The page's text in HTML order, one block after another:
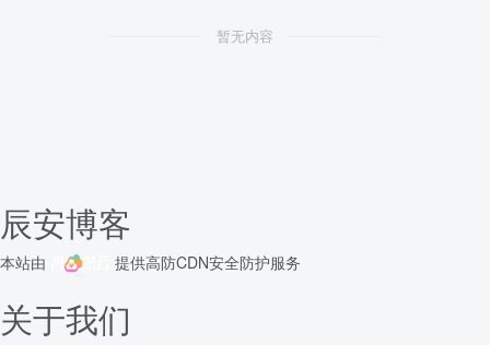
暂无内容
辰安博客
本站由 提供高防CDN安全防护服务
关于我们